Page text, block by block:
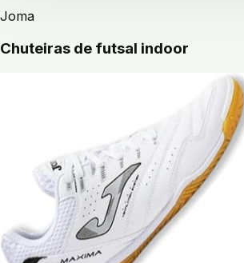
Joma
Chuteiras de futsal indoor